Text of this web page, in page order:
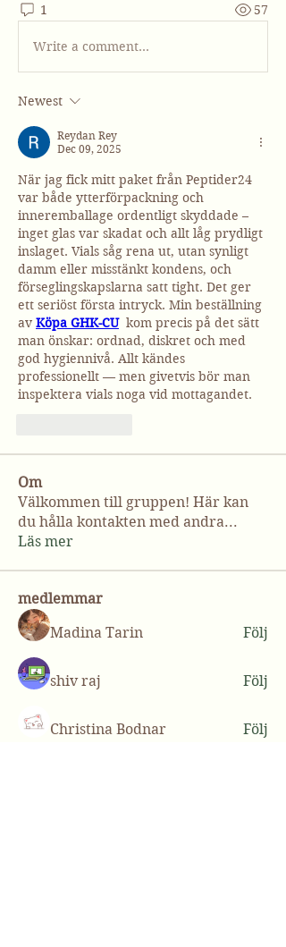
1 57
Write a comment...
Newest
Reydan Rey
Dec 09, 2025
När jag fick mitt paket från Peptider24
var både ytterförpackning och
inneremballage ordentligt skyddade –
inget glas var skadat och allt låg prydligt
inslaget. Vials såg rena ut, utan synligt
damm eller misstänkt kondens, och
förseglingskapslarna satt tight. Det ger
ett seriöst första intryck. Min beställning
av Köpa GHK-CU kom precis på det sätt
man önskar: ordnad, diskret och med
god hygiennivå. Allt kändes
professionellt — men givetvis bör man
inspektera vials noga vid mottagandet.
Om
Välkommen till gruppen! Här kan
du hålla kontakten med andra...
Läs mer
medlemmar
Madina Tarin
Följ
shiv raj Följ
Christina Bodnar Följ